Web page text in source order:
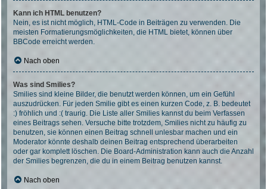
Kann ich HTML benutzen?
Nein, es ist nicht möglich, HTML-Code in Beiträgen zu verwenden. Die
meisten Formatierungsmöglichkeiten, die HTML bietet, können über
BBCode erreicht werden.
Nach oben
Was sind Smilies?
Smilies sind kleine Bilder, die benutzt werden können, um ein Gefühl
auszudrücken. Für jeden Smilie gibt es einen kurzen Code, z. B. bedeutet
:) fröhlich und :( traurig. Die Liste aller Smilies kannst du beim Verfassen
eines Beitrags sehen. Versuche bitte trotzdem, Smilies nicht zu häufig zu
benutzen, sie können einen Beitrag schnell unlesbar machen und ein
Moderator könnte deshalb deinen Beitrag entsprechend überarbeiten
oder gar komplett löschen. Die Board-Administration kann auch die Anzahl
der Smilies begrenzen, die du in einem Beitrag benutzen kannst.
Nach oben